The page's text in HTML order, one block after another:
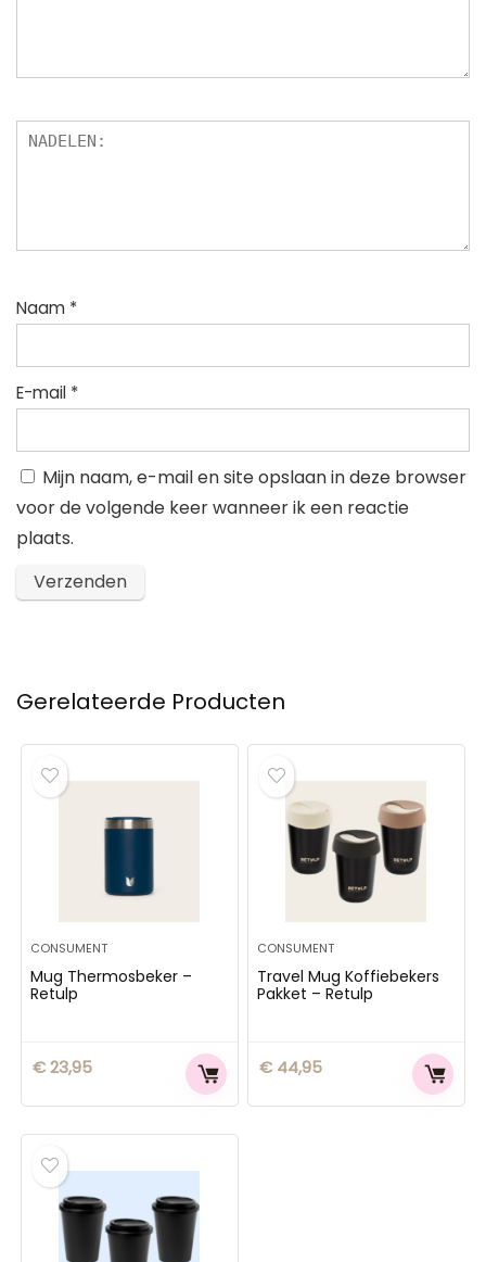
Naam *
E-mail *
Mijn naam, e-mail en site opslaan in deze browser
voor de volgende keer wanneer ik een reactie
plaats.
Gerelateerde Producten
CONSUMENT
Mug Thermosbeker –
Retulp
€23,95
CONSUMENT
Travel Mug Koffiebekers
Pakket – Retulp
€44,95